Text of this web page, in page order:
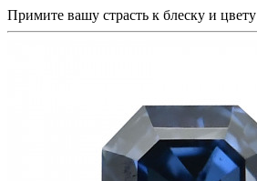
Примите вашу страсть к блеску и цвету